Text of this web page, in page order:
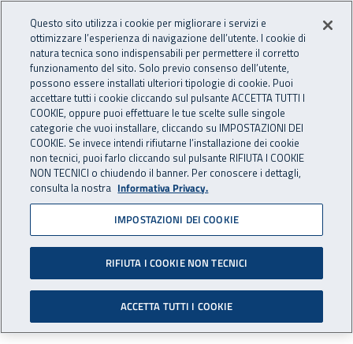
INAIL - Istituto Nazionale
RICERCA E
INNOVAZIONE
TECNOLOGICA
Apri cerca
Navigazione principale
Navigazione - Ti trovi in:
Home Ricerca e Innovazione tecnologica
Ambiti di ricerca
Area salute sul lavoro
Epidemiologia occupazionale e ambientale
Sistemi di registrazione dell'esposizione a cancerogeni
occupazionali
Sistemi di registrazione
dell'esposizione a
cancerogeni occupazionali
Questo sito utilizza i cookie per migliorare i servizi e
ottimizzare l’esperienza di navigazione dell’utente. I cookie di
natura tecnica sono indispensabili per permettere il corretto
funzionamento del sito. Solo previo consenso dell’utente,
possono essere installati ulteriori tipologie di cookie. Puoi
accettare tutti i cookie cliccando sul pulsante ACCETTA TUTTI I
COOKIE, oppure puoi effettuare le tue scelte sulle singole
categorie che vuoi installare, cliccando su IMPOSTAZIONI DEI
COOKIE. Se invece intendi rifiutarne l’installazione dei cookie
non tecnici, puoi farlo cliccando sul pulsante RIFIUTA I COOKIE
NON TECNICI o chiudendo il banner. Per conoscere i dettagli,
consulta la nostra Informativa Privacy.
IMPOSTAZIONI DEI COOKIE
RIFIUTA I COOKIE NON TECNICI
ACCETTA TUTTI I COOKIE